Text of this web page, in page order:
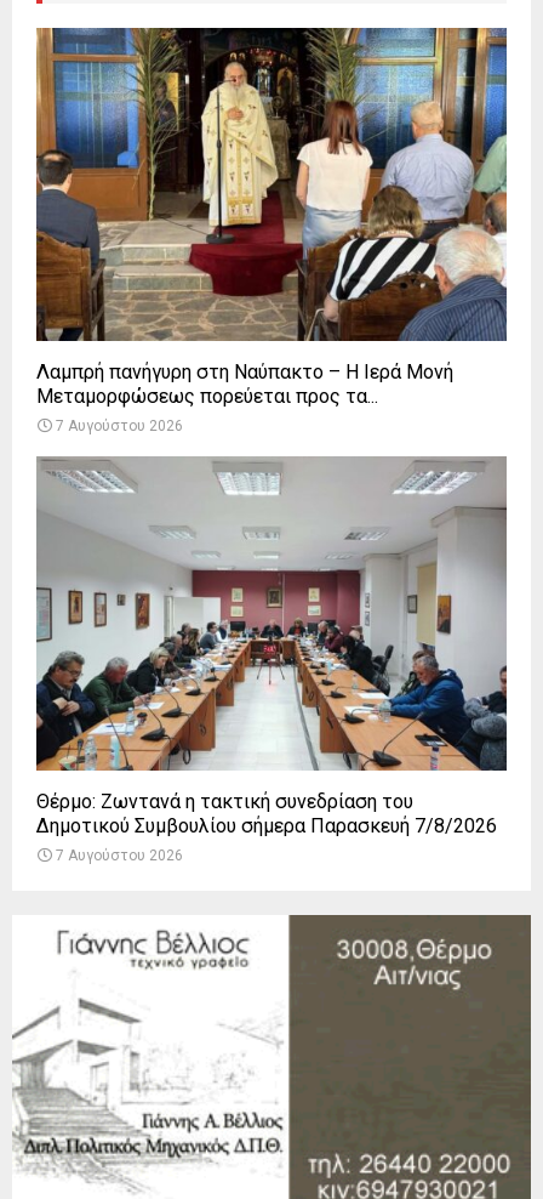
Λαμπρή πανήγυρη στη Ναύπακτο – Η Ιερά Μονή
Μεταμορφώσεως πορεύεται προς τα...
7 Αυγούστου 2026
Θέρμο: Ζωντανά η τακτική συνεδρίαση του
Δημοτικού Συμβουλίου σήμερα Παρασκευή 7/8/2026
7 Αυγούστου 2026